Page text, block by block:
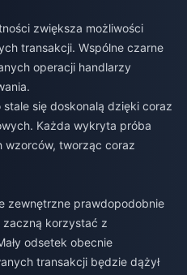
zwiększa możliwości
transakcji. Wspólne czarne
operacji handlarzy
się doskonalą dzięki coraz
Każda wykryta próba
wzorców, tworząc coraz
zewnętrzne prawdopodobnie
korzystać z
odsetek obecnie
transakcji będzie dążył